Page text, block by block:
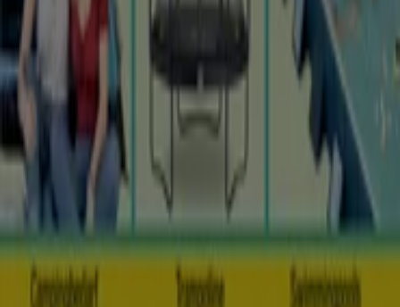
Unternehmen
Produkte
Die App von Tiendeo herunterladen
Copyright © Tiendeo ® 2026 · Shopfully Marketing S.L.U. –